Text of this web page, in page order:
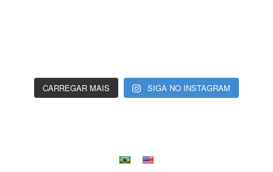
CARREGAR MAIS SIGA NO INSTAGRAM